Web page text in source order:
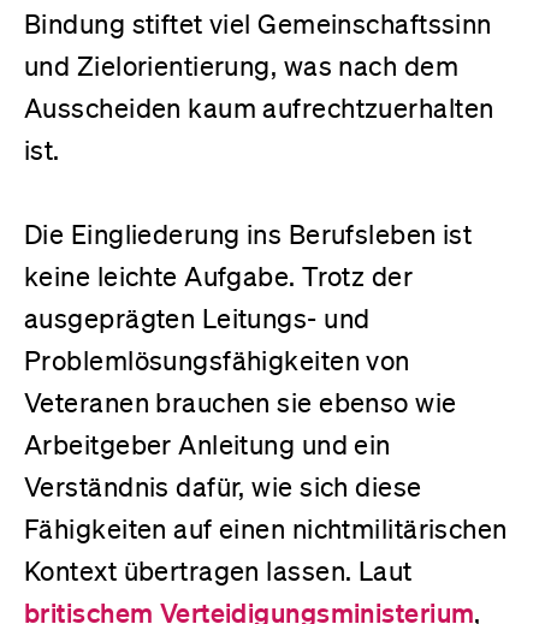
Bindung stiftet viel Gemeinschaftssinn
und Zielorientierung, was nach dem
Ausscheiden kaum aufrechtzuerhalten
ist.
Die Eingliederung ins Berufsleben ist
keine leichte Aufgabe. Trotz der
ausgeprägten Leitungs- und
Problemlösungsfähigkeiten von
Veteranen brauchen sie ebenso wie
Arbeitgeber Anleitung und ein
Verständnis dafür, wie sich diese
Fähigkeiten auf einen nichtmilitärischen
Kontext übertragen lassen. Laut
britischem Verteidigungsministerium,